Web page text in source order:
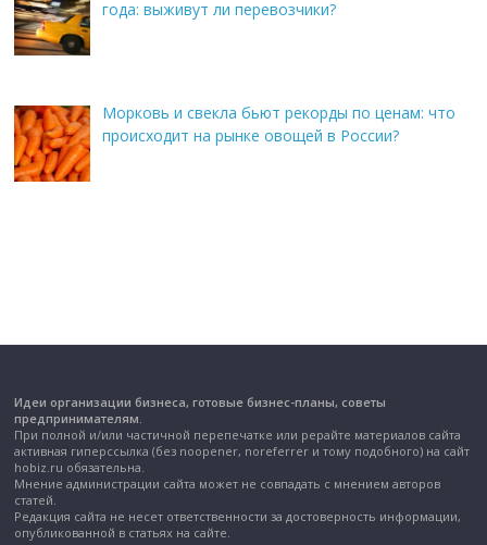
года: выживут ли перевозчики?
Морковь и свекла бьют рекорды по ценам: что
происходит на рынке овощей в России?
Идеи организации бизнеса, готовые бизнес-планы, советы
предпринимателям.
При полной и/или частичной перепечатке или рерайте материалов сайта
активная гиперссылка (без noopener, noreferrer и тому подобного) на сайт
hobiz.ru обязательна.
Мнение администрации сайта может не совпадать с мнением авторов
статей.
Редакция сайта не несет ответственности за достоверность информации,
опубликованной в статьях на сайте.